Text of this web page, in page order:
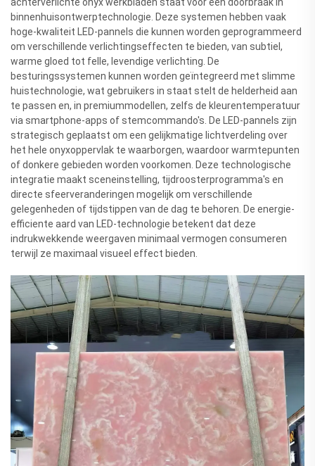
achterverlichte onyx werkbladen staat voor een doorbraak in
binnenhuisontwerptechnologie. Deze systemen hebben vaak
hoge-kwaliteit LED-pannels die kunnen worden geprogrammeerd
om verschillende verlichtingseffecten te bieden, van subtiel,
warme gloed tot felle, levendige verlichting. De
besturingssystemen kunnen worden geïntegreerd met slimme
huistechnologie, wat gebruikers in staat stelt de helderheid aan
te passen en, in premiummodellen, zelfs de kleurentemperatuur
via smartphone-apps of stemcommando's. De LED-pannels zijn
strategisch geplaatst om een gelijkmatige lichtverdeling over
het hele onyxoppervlak te waarborgen, waardoor warmtepunten
of donkere gebieden worden voorkomen. Deze technologische
integratie maakt sceneinstelling, tijdroosterprogramma's en
directe sfeerveranderingen mogelijk om verschillende
gelegenheden of tijdstippen van de dag te behoren. De energie-
efficiente aard van LED-technologie betekent dat deze
indrukwekkende weergaven minimaal vermogen consumeren
terwijl ze maximaal visueel effect bieden.